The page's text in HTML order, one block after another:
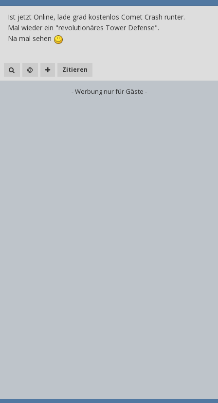
Ist jetzt Online, lade grad kostenlos Comet Crash runter.
Mal wieder ein "revolutionäres Tower Defense".
Na mal sehen
Zitieren
- Werbung nur für Gäste -